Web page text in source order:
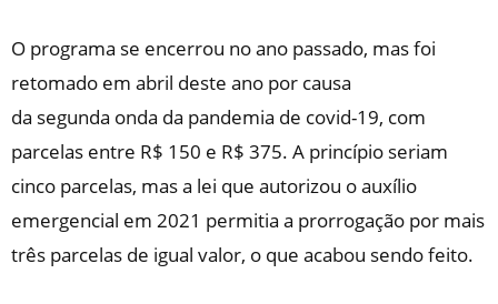
O programa se encerrou no ano passado, mas foi
retomado em abril deste ano por causa
da segunda onda da pandemia de covid-19, com
parcelas entre R$ 150 e R$ 375. A princípio seriam
cinco parcelas, mas a lei que autorizou o auxílio
emergencial em 2021 permitia a prorrogação por mais
três parcelas de igual valor, o que acabou sendo feito.